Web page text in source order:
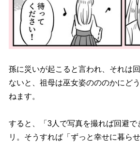
孫に災いが起こると言われ、それは
ないと、祖母は巫女姿のののかにど
ねます。
すると、「3人で写真を撮れば回避で
リ。そうすれば「ずっと幸せに暮ら